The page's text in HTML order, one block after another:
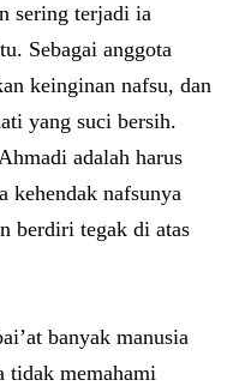
sering terjadi ia
Sebagai anggota
keinginan nafsu, dan
yang suci bersih.
adalah harus
kehendak nafsunya
berdiri tegak di atas
banyak manusia
tidak memahami